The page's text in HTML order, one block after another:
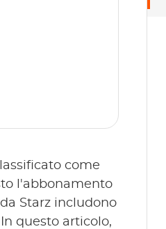
come
l'abbonamento
Starz includono
questo articolo,